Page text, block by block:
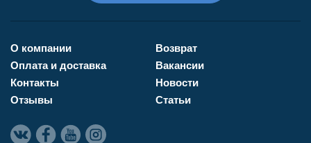
О компании
Оплата и доставка
Контакты
Отзывы
Возврат
Вакансии
Новости
Статьи